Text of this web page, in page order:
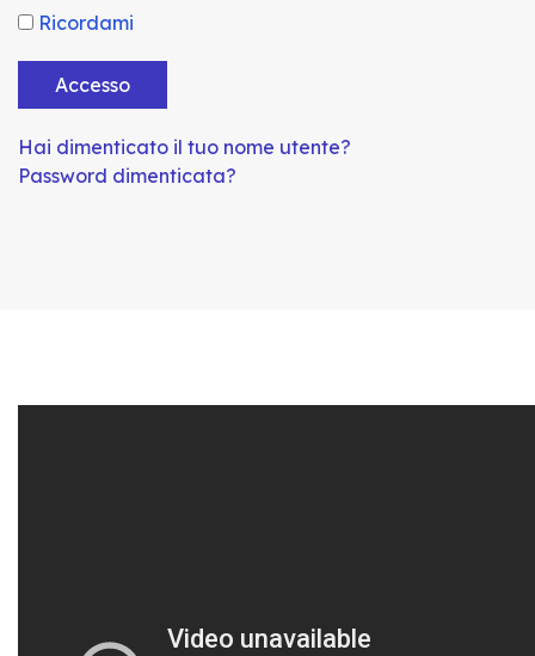
Ricordami
Accesso
Hai dimenticato il tuo nome utente?
Password dimenticata?